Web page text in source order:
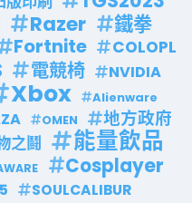
Razer 鐵拳
Fortnite COLOPL
電競椅 NVIDIA
Xbox Alienware
OMEN 地方政府
之鬪 能量飲品
Cosplayer
SOULCALIBUR